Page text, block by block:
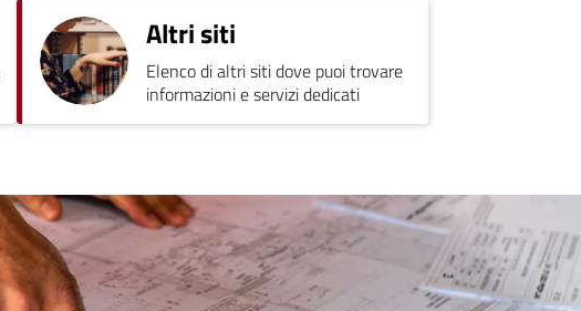
Altri siti
Elenco di altri siti dove puoi trovare
informazioni e servizi dedicati